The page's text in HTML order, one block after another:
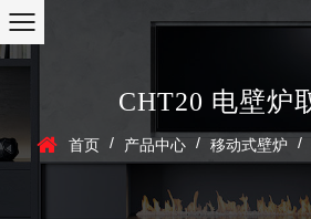
CHT20 电壁炉
首页 / 产品中心 / 移动式壁炉 /